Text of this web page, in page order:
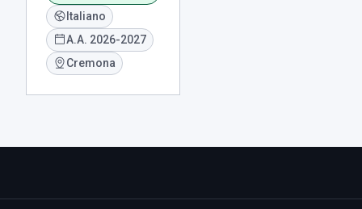
Italiano
A.A. 2026-2027
Cremona